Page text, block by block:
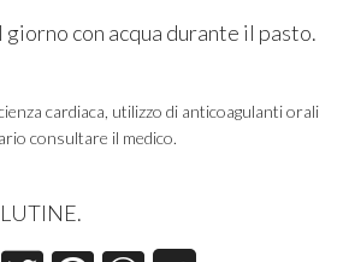
giorno con acqua durante il pasto.
cardiaca, utilizzo di anticoagulanti orali
consultare il medico.